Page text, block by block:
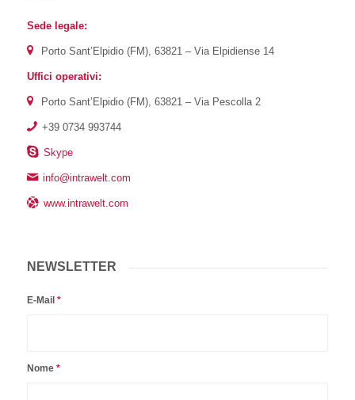
Sede legale:
Porto Sant’Elpidio (FM), 63821 – Via Elpidiense 14
Uffici operativi:
Porto Sant’Elpidio (FM), 63821 – Via Pescolla 2
+39 0734 993744
Skype
info@intrawelt.com
www.intrawelt.com
NEWSLETTER
E-Mail *
Nome *